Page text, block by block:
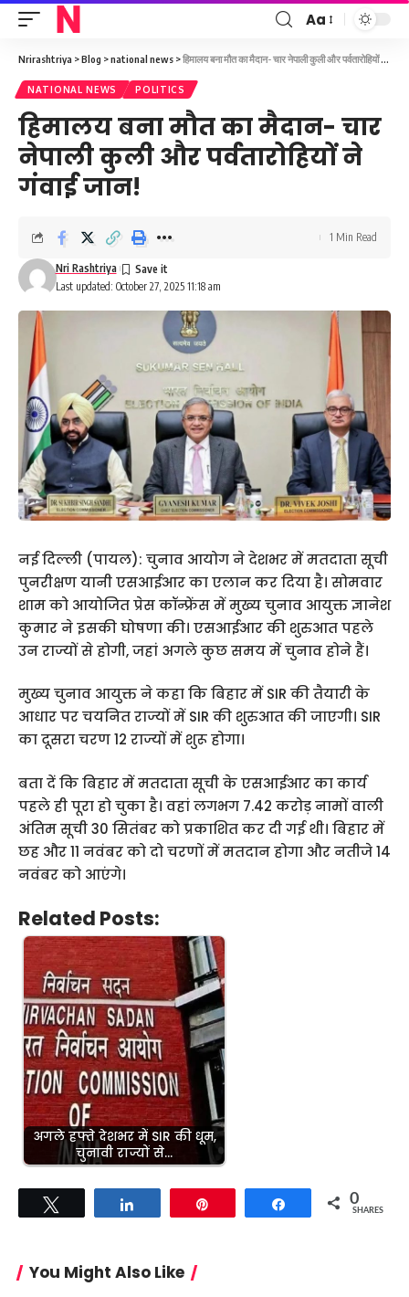
Font
Resizer
Aa
Nrirashtriya >Blog >national news >हिमालय बना मौत का मैदान- चार नेपाली कुली और पर्वतारोहियों ने गंवाई जान!
NATIONAL NEWS POLITICS
हिमालय बना मौत का मैदान- चार
नेपाली कुली और पर्वतारोहियों ने
गंवाई जान!
Last updated: October 27, 2025 11:18 am
Nri Rashtriya
1 Min Read
नई दिल्ली (पायल): चुनाव आयोग ने देशभर में मतदाता सूची
पुनरीक्षण यानी एसआईआर का एलान कर दिया है। सोमवार
शाम को आयोजित प्रेस कॉन्फ्रेंस में मुख्य चुनाव आयुक्त ज्ञानेश
कुमार ने इसकी घोषणा की। एसआईआर की शुरुआत पहले
उन राज्यों से होगी, जहां अगले कुछ समय में चुनाव होने हैं।
मुख्य चुनाव आयुक्त ने कहा कि बिहार में SIR की तैयारी के
आधार पर चयनित राज्यों में SIR की शुरुआत की जाएगी। SIR
का दूसरा चरण 12 राज्यों में शुरू होगा।
बता दें कि बिहार में मतदाता सूची के एसआईआर का कार्य
पहले ही पूरा हो चुका है। वहां लगभग 7.42 करोड़ नामों वाली
अंतिम सूची 30 सितंबर को प्रकाशित कर दी गई थी। बिहार में
छह और 11 नवंबर को दो चरणों में मतदान होगा और नतीजे 14
नवंबर को आएंगे।
Related Posts:
अगले हफ्ते देशभर में SIR की धूम,
चुनावी राज्यों से…
Share 0
SHARES
You Might Also Like